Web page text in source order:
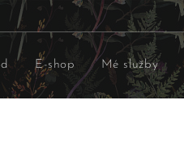
E-shop Mé služby